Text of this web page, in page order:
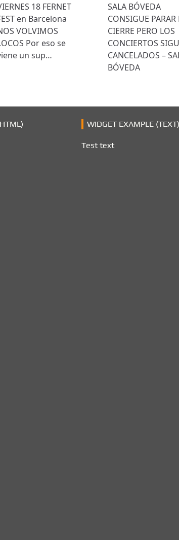
18 FERNET
en Barcelona
VOLVIMOS
Por eso se
un sup…
SALA BÓVEDA
CONSIGUE PARAR
CIERRE PERO LOS
CONCIERTOS
CANCELADOS –
BÓVEDA
WIDGET EXAMPLE
Test text